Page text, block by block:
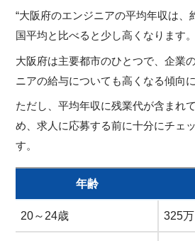
“大阪府のエンジニアの平均年収は、
国平均と比べると少し高くなります。
大阪府は主要都市のひとつで、企業
ニアの給与についても高くなる傾向
ただし、平均年収に残業代が含まれ
め、求人に応募する前に十分にチェ
す。
年齢
20～24歳 325万